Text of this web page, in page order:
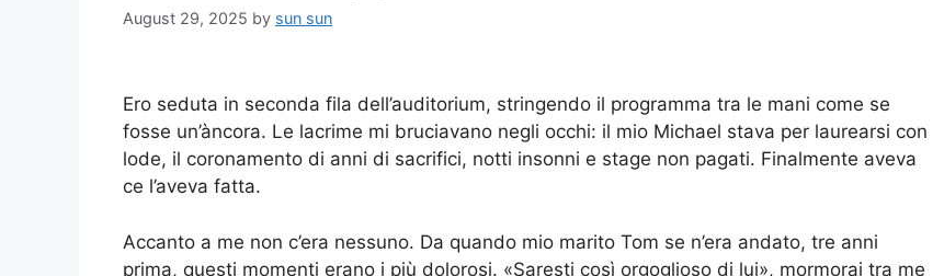
August 29, 2025 by sun sun
Ero seduta in seconda fila dell’auditorium, stringendo il programma tra le mani come se
fosse un’àncora. Le lacrime mi bruciavano negli occhi: il mio Michael stava per laurearsi con
lode, il coronamento di anni di sacrifici, notti insonni e stage non pagati. Finalmente aveva
ce l’aveva fatta.
Accanto a me non c’era nessuno. Da quando mio marito Tom se n’era andato, tre anni
prima, questi momenti erano i più dolorosi. «Saresti così orgoglioso di lui», mormorai tra me